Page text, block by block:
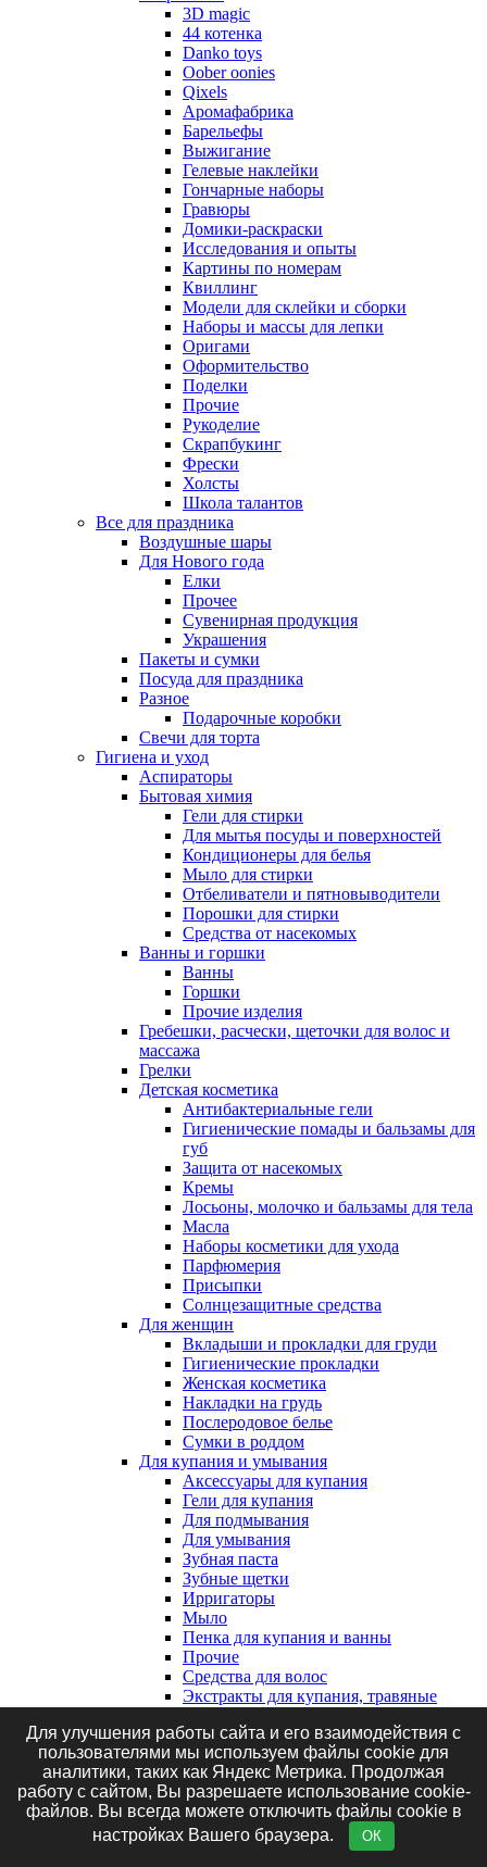
3D magic
44 котенка
Danko toys
Oober oonies
Qixels
Аромафабрика
Барельефы
Выжигание
Гелевые наклейки
Гончарные наборы
Гравюры
Домики-раскраски
Исследования и опыты
Картины по номерам
Квиллинг
Модели для склейки и сборки
Наборы и массы для лепки
Оригами
Оформительство
Поделки
Прочие
Рукоделие
Скрапбукинг
Фрески
Холсты
Школа талантов
Все для праздника
Воздушные шары
Для Нового года
Елки
Прочее
Сувенирная продукция
Украшения
Пакеты и сумки
Посуда для праздника
Разное
Подарочные коробки
Свечи для торта
Гигиена и уход
Аспираторы
Бытовая химия
Гели для стирки
Для мытья посуды и поверхностей
Кондиционеры для белья
Мыло для стирки
Отбеливатели и пятновыводители
Порошки для стирки
Средства от насекомых
Ванны и горшки
Ванны
Горшки
Прочие изделия
Гребешки, расчески, щеточки для волос и
массажа
Грелки
Детская косметика
Антибактериальные гели
Гигиенические помады и бальзамы для
губ
Защита от насекомых
Кремы
Лосьоны, молочко и бальзамы для тела
Масла
Наборы косметики для ухода
Парфюмерия
Присыпки
Солнцезащитные средства
Для женщин
Вкладыши и прокладки для груди
Гигиенические прокладки
Женская косметика
Накладки на грудь
Послеродовое белье
Сумки в роддом
Для купания и умывания
Аксессуары для купания
Гели для купания
Для подмывания
Для умывания
Зубная паста
Зубные щетки
Ирригаторы
Мыло
Пенка для купания и ванны
Прочие
Средства для волос
Экстракты для купания, травяные
Клеенки, наматрасники и впитывающие
пеленки
Впитывающие пеленки
Клеенки
Наматрасники
Маникюрные принадлежности
Для улучшения работы сайта и его взаимодействия с
пользователями мы используем файлы cookie для
аналитики, таких как Яндекс Метрика. Продолжая
работу с сайтом, Вы разрешаете использование cookie-
файлов. Вы всегда можете отключить файлы cookie в
настройках Вашего браузера.
ОК